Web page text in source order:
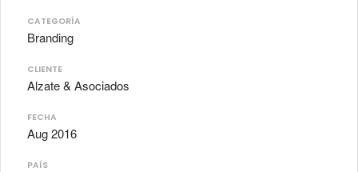
CATEGORÍA
Branding
CLIENTE
Alzate & Asociados
FECHA
Aug 2016
PAÍS